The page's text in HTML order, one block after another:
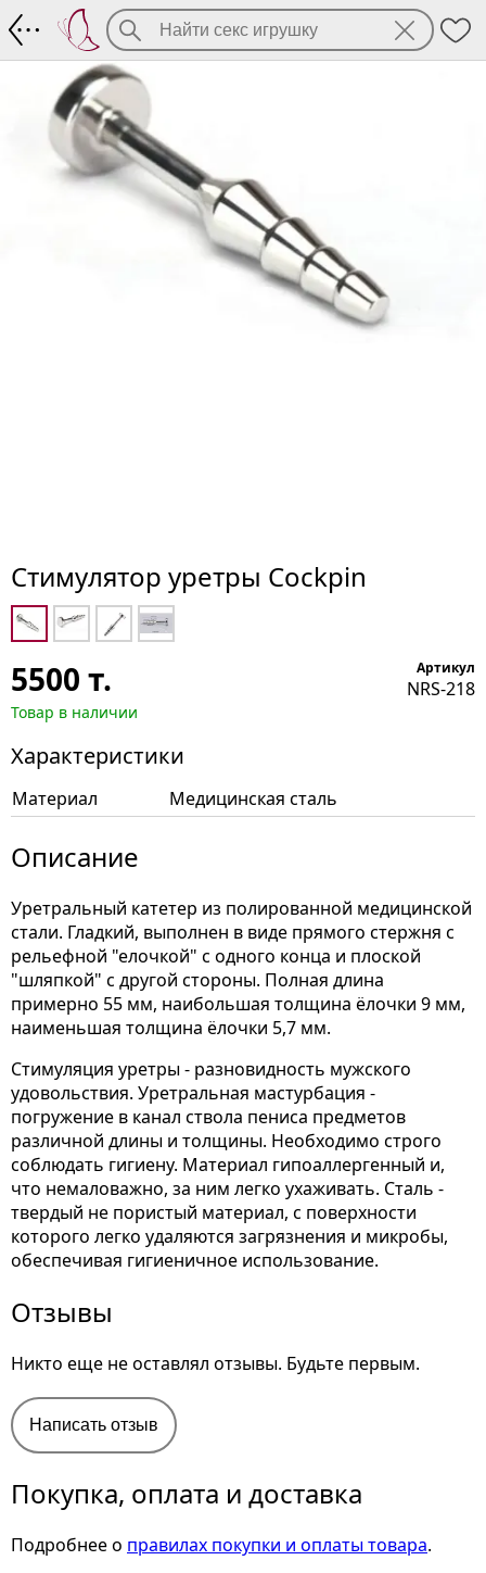
Стимулятор уретры Cockpin
5500 т.
Товар в наличии
Артикул
NRS-218
Характеристики
Материал Медицинская сталь
Описание
Уретральный катетер из полированной медицинской
стали. Гладкий, выполнен в виде прямого стержня с
рельефной "елочкой" с одного конца и плоской
"шляпкой" с другой стороны. Полная длина
примерно 55 мм, наибольшая толщина ёлочки 9 мм,
наименьшая толщина ёлочки 5,7 мм.
Стимуляция уретры - разновидность мужского
удовольствия. Уретральная мастурбация -
погружение в канал ствола пениса предметов
различной длины и толщины. Необходимо строго
соблюдать гигиену. Материал гипоаллергенный и,
что немаловажно, за ним легко ухаживать. Сталь -
твердый не пористый материал, с поверхности
которого легко удаляются загрязнения и микробы,
обеспечивая гигиеничное использование.
Отзывы
Никто еще не оставлял отзывы. Будьте первым.
Написать отзыв
Покупка, оплата и доставка
Подробнее о правилах покупки и оплаты товара.
Стимулятор уретры Cockpin